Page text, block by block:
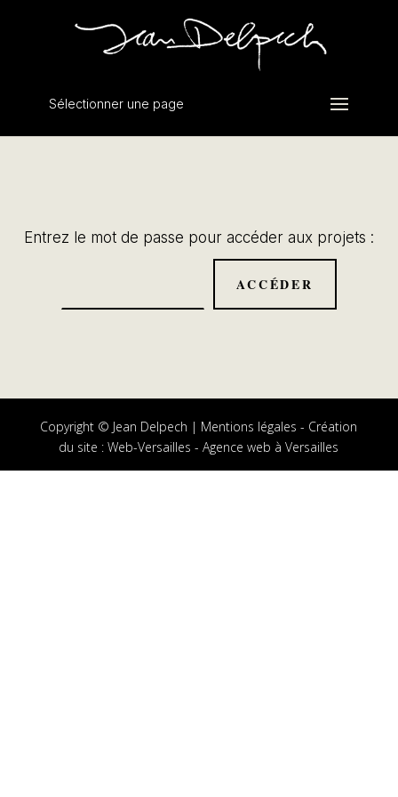
Sélectionner une page
Entrez le mot de passe pour accéder aux projets :
Copyright © Jean Delpech | Mentions légales - Création
du site :Web-Versailles - Agence web à Versailles